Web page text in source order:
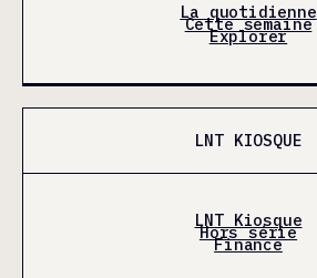
La quotidienne
Cette semaine
Explorer
LNT KIOSQUE
LNT Kiosque
Hors série
Finance